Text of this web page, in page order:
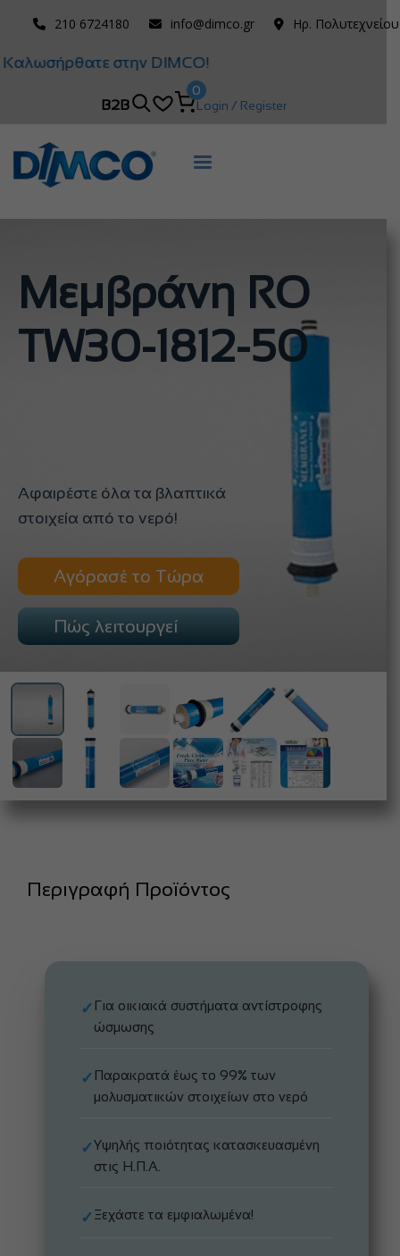
210 6724180 info@dimco.gr Ηρ.
Καλωσήρθατε στην DIMCO!
B2B
0
Login / Register
Μεμβράνη RO
TW30-1812-50
Αφαιρέστε όλα τα βλαπτικά
στοιχεία από το νερό!
Αγόρασέ το Τώρα
Πώς λειτουργεί
Περιγραφή Προϊόντος
✓ Για οικιακά συστήματα αντίστροφης
ώσμωσης
✓ Παρακρατά έως το 99% των
μολυσματικών στοιχείων στο νερό
✓Υψηλής ποιότητας κατασκευασμένη
στις Η.Π.Α.
✓Ξεχάστε τα εμφιαλωμένα!